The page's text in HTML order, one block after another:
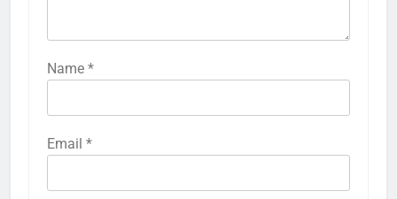
Name *
Email *